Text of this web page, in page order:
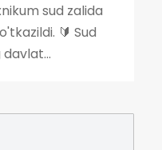
sud zalida
🔰 Sud